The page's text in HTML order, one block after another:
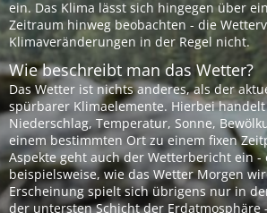
ein. Das Klima lässt sich hingegen über
Zeitraum hinweg beobachten - die
Klimaveränderungen in der Regel nicht.
Wie beschreibt man das Wetter?
Das Wetter ist nichts anderes, als der
spürbarer Klimaelemente. Hierbei
Niederschlag, Temperatur, Sonne,
einem bestimmten Ort zu einem fixen
Aspekte geht auch der Wetterbericht ein -
beispielsweise, wie das Wetter Morgen
Erscheinung spielt sich übrigens nur in
der untersten Schicht der Erdatmosphäre